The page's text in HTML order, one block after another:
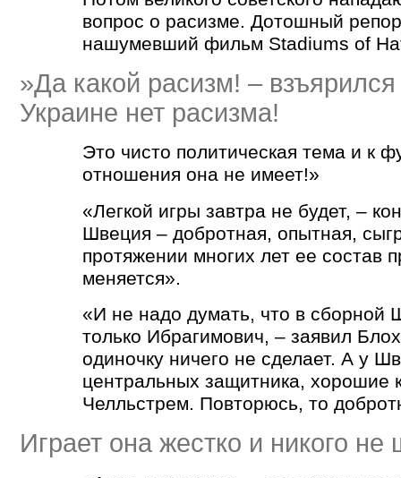
вопрос о расизме. Дотошный
нашумевший фильм Stadiums of
»Да какой расизм! –
Украине нет расизма!
Это чисто политическая тема и к
отношения она не имеет!»
«Легкой игры завтра не будет, –
Швеция – добротная, опытная,
протяжении многих лет ее состав
меняется».
«И не надо думать, что в сборной
только Ибрагимович, – заявил
одиночку ничего не сделает. А у
центральных защитника, хорошие
Челльстрем. Повторюсь, то
Играет она жестко и никого не